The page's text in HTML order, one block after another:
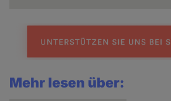
Mehr lesen über: